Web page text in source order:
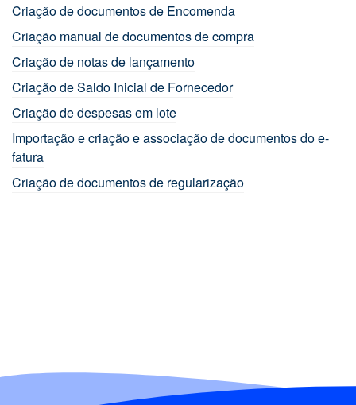
Criação de documentos de Encomenda
Criação manual de documentos de compra
Criação de notas de lançamento
Criação de Saldo Inicial de Fornecedor
Criação de despesas em lote
Importação e criação e associação de documentos do e-
fatura
Criação de documentos de regularização